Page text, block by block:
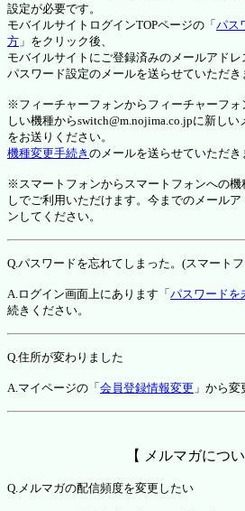
設定が必要です。
モバイルサイトログインTOPページの「 パス
方 」をクリック後、
モバイルサイトにご登録済みのメールアドレ
パスワード設定のメールを送らせていただき
※フィーチャーフォンからフィーチャーフ
しい機種からswitch@m.nojima.co.jpに新し
をお送りください。
機種変更手続き のメールを送らせていただき
※スマートフォンからスマートフォンへの
しでご利用いただけます。今までのメール
ンしてください。
Q.パスワードを忘れてしまった。(スマート
A.ログイン画面上にあります「 パスワードを
続きください。
Q.住所が変わりました
A.マイページの「 会員登録情報変更 」から変
【 メルマガについ
Q.メルマガの配信頻度を変更したい